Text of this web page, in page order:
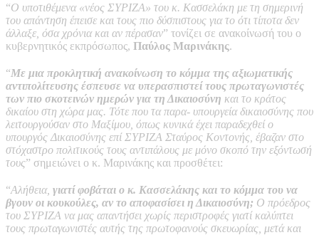
“Ο υποτιθέμενα «νέος ΣΥΡΙΖΑ» του κ. Κασσελάκη με τη σημερινή
του απάντηση έπεισε και τους πιο δύσπιστους για το ότι τίποτα δεν
άλλαξε, όσα χρόνια και αν πέρασαν” τονίζει σε ανακοίνωσή του ο
κυβερνητικός εκπρόσωπος, Παύλος Μαρινάκης.
“Με μια προκλητική ανακοίνωση το κόμμα της αξιωματικής
αντιπολίτευσης έσπευσε να υπερασπιστεί τους πρωταγωνιστές
των πιο σκοτεινών ημερών για τη Δικαιοσύνη και το κράτος
δικαίου στη χώρα μας. Τότε που τα παρα- υπουργεία δικαιοσύνης που
λειτουργούσαν στο Μαξίμου, όπως κυνικά έχει παραδεχθεί ο
υπουργός Δικαιοσύνης επί ΣΥΡΙΖΑ Σταύρος Κοντονής, έβαζαν στο
στόχαστρο πολιτικούς τους αντιπάλους με μόνο σκοπό την εξόντωσή
τους” σημειώνει ο κ. Μαρινάκης και προσθέτει:
“Αλήθεια, γιατί φοβάται ο κ. Κασσελάκης και το κόμμα του να
βγουν οι κουκούλες, αν το αποφασίσει η Δικαιοσύνη; Ο πρόεδρος
του ΣΥΡΙΖΑ να μας απαντήσει χωρίς περιστροφές γιατί καλύπτει
τους πρωταγωνιστές αυτής της πρωτοφανούς σκευωρίας, μετά και